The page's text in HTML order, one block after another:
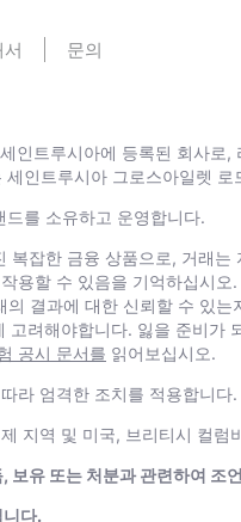
문의
인트루시아에 등록된 회사로
인트루시아 그로스아일렛
를 소유하고 운영합니다.
복잡한 금융 상품으로, 거래
용할 수 있음을 기억하십시
결과에 대한 신뢰할 수 있
려해야합니다. 잃을 준비
공시 문서를 읽어보십시오.
라 엄격한 조치를 적용합니다.
지역 및 미국, 브리티시 컬럼
유 또는 처분과 관련하여 조
다.